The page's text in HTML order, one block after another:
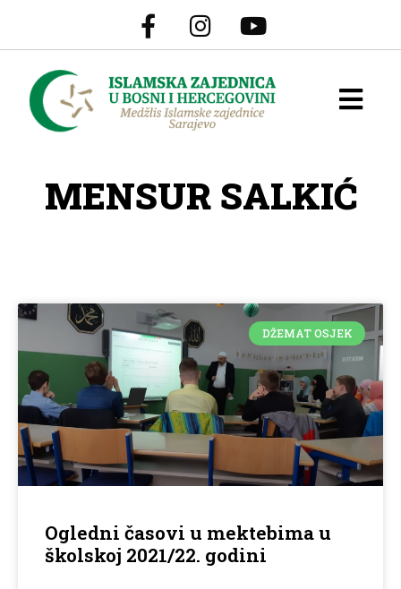
MENSUR SALKIĆ
DŽEMAT OSJEK
Ogledni časovi u mektebima u
školskoj 2021/22. godini